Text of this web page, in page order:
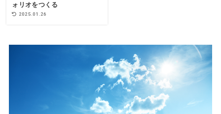
ォリオをつくる
2025.01.26